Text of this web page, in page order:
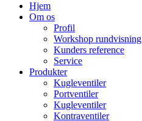
Hjem
Om os
Profil
Workshop rundvisning
Kunders reference
Service
Produkter
Kugleventiler
Portventiler
Kugleventiler
Kontraventiler